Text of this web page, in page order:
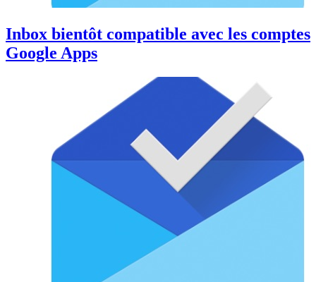
Inbox bientôt compatible avec les comptes
Google Apps